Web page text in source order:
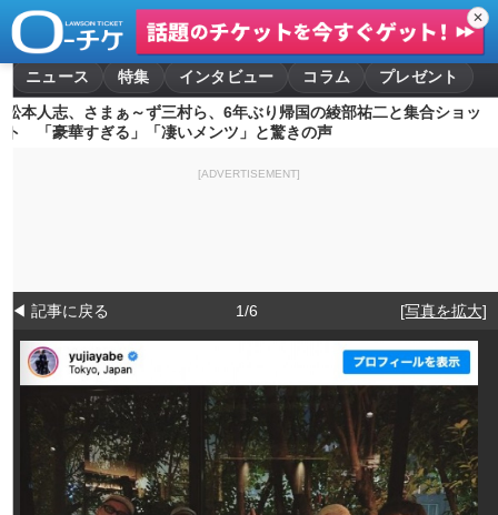
✕
ニュース 特集 インタビュー コラム
プレゼント
松本人志、さまぁ～ず三村ら、6年ぶり帰国の綾部祐二と集合ショッ
ト 「豪華すぎる」「凄いメンツ」と驚きの声
[ADVERTISEMENT]
◀ 記事に戻る 1/6 [写真を拡大]